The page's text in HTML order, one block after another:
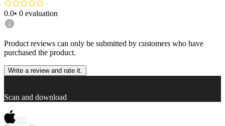
0.0• 0 evaluation
Product reviews can only be submitted by customers who have
purchased the product.
Write a review and rate it.
Scan and download